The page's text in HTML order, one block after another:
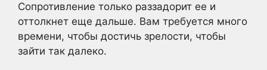
Сопротивление только раззадорит ее и
оттолкнет еще дальше. Вам требуется много
времени, чтобы достичь зрелости, чтобы
зайти так далеко.